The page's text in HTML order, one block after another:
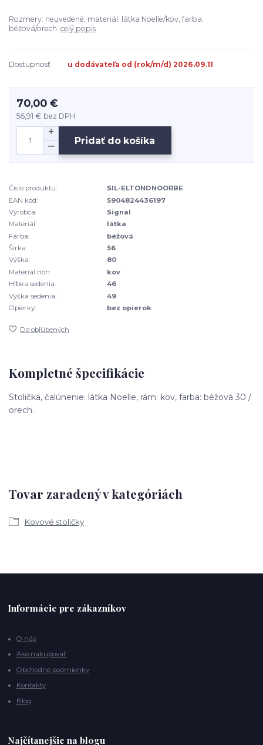
Rozmery: neuvedené, materiál: látka Noelle/kov, farba:
béžová/orech. celý popis
Dostupnosť u dodávateľa od (rok/m/d) 2026.09.11
70,00 €
56,91 € bez DPH
Pridať do košíka
Číslo produktu:
SIL-ELTONDNOORBE
EAN kód:
5904824436197
Výrobca:
Signal
Materiál:
látka
Farba:
béžová
Šírka:
56
Výška:
80
Materiál nôh:
kov
Hľbka sedenia:
46
Výška sedenia:
49
Opierky:
bez opierok
Do obľúbených
Kompletné špecifikácie
Stolička, čalúnenie: látka Noelle, rám: kov, farba: béžová 30 /
orech.
Tovar zaradený v kategóriách
Kovové stoličky
Informácie pre zákazníkov
O nás
Ako nakupovať
Obchodné podmienky
Kontakty
Blog
Najčítanejšie na blogu